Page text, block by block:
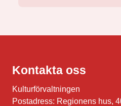
Kontakta oss
Kulturförvaltningen
Postadress: Regionens hus,